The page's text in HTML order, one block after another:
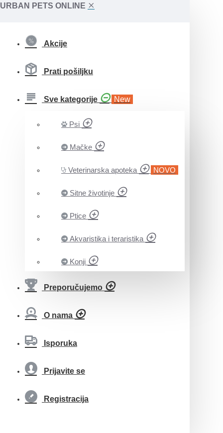
URBAN PETS ONLINE
Akcije
Prati pošiljku
Sve kategorije New
Psi
Mačke
Veterinarska apoteka NOVO
Sitne životinje
Ptice
Akvaristika i teraristika
Konji
Preporučujemo
O nama
Isporuka
Prijavite se
Registracija